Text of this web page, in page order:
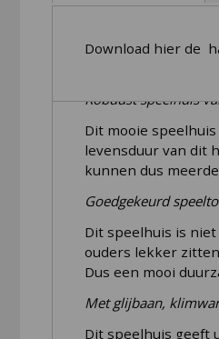
Hy-Land
Robuust speelhuis
Dit mooie
levensduur van dit
kunnen dus
Goedgekeurd
Dit speelhuis is
ouders lekker
Dus een mooi
Met glijbaan,
Dit speelhuis geeft
Download hier de